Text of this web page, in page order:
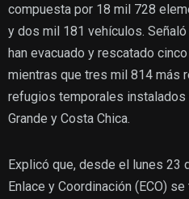
compuesta por 18 mil 728
y dos mil 181 vehículos.
han evacuado y rescatado
mientras que tres mil 814 más
refugios temporales
Grande y Costa Chica.
Explicó que, desde el lunes 23
Enlace y Coordinación (ECO)